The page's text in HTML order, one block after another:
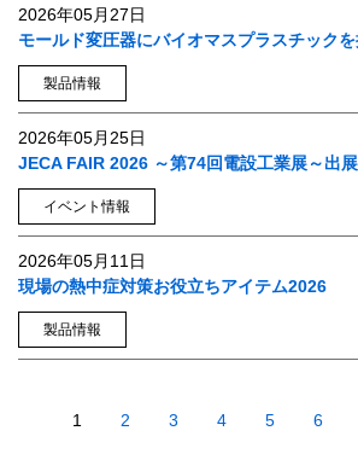
2026年05月27日
モールド変圧器にバイオマスプラスチックを
製品情報
2026年05月25日
JECA FAIR 2026 ～第74回電設工業展～出
イベント情報
2026年05月11日
現場の熱中症対策お役立ちアイテム2026
製品情報
1 2 3 4 5 6